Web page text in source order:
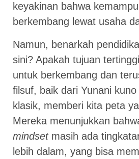
keyakinan bahwa
berkembang lewat usaha
Namun, benarkah
sini? Apakah tujuan
untuk berkembang dan
filsuf, baik dari Yunani
klasik, memberi kita peta
Mereka menunjukkan
mindsetmasih ada
lebih dalam, yang bisa